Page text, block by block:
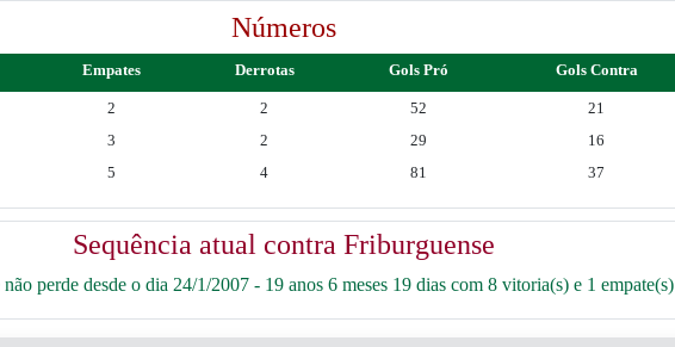
Números
Empates Derrotas Gols Pró Gols Contra
2 2 52 21
3 2 29 16
5 4 81 37
Sequência atual contra Friburguense
perde desde o dia 24/1/2007 - 19 anos 6 meses 19 dias com 8 vitoria(s) e 1 empate(s)